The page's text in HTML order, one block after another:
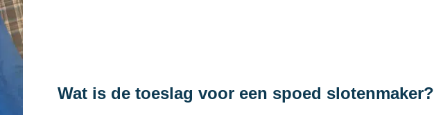
Wat is de toeslag voor een spoed slotenmaker?